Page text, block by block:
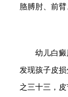
胳膊肘、前
幼儿白癜风
发现孩子皮
之三十三，